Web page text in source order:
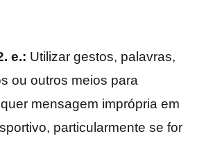
e.: Utilizar gestos, palavras,
ou outros meios para
mensagem imprópria em
particularmente se for